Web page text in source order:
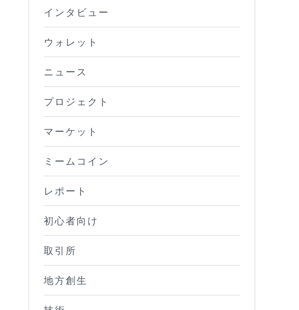
インタビュー
ウォレット
ニュース
プロジェクト
マーケット
ミームコイン
レポート
初心者向け
取引所
地方創生